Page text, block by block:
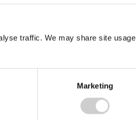
traffic. We may share site usage
Marketing